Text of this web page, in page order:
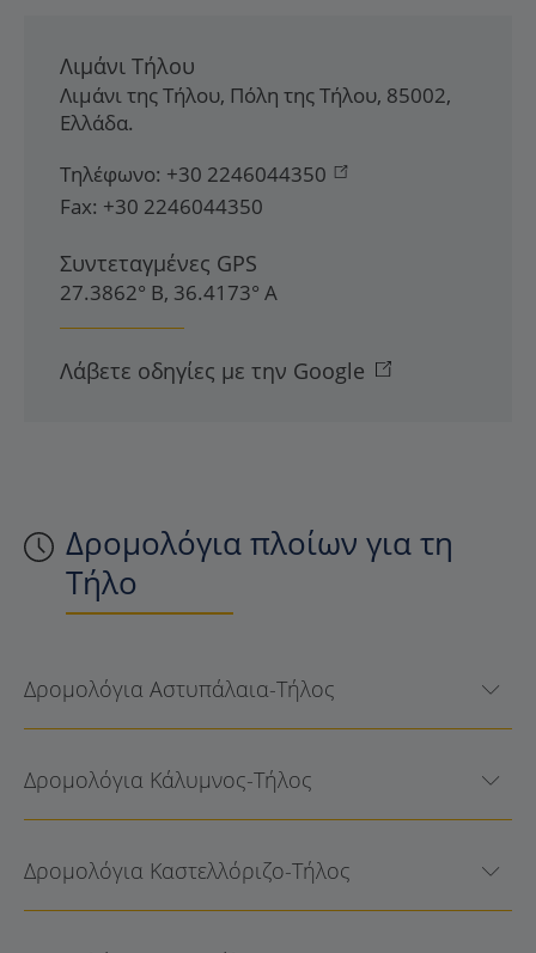
Δρομολόγια πλοίων για τη
Τήλο
Δρομολόγια Αστυπάλαια-Τήλος
Δρομολόγια Κάλυμνος-Τήλος
Δρομολόγια Καστελλόριζο-Τήλος
Λιμάνι Τήλου
Λιμάνι της Τήλου, Πόλη της Τήλου, 85002,
Ελλάδα.
Τηλέφωνο: +30 2246044350
Fax: +30 2246044350
Συντεταγμένες GPS
27.3862° Β, 36.4173° Α
Λάβετε οδηγίες με την Google